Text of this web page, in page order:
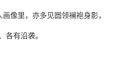
像里，亦多见圆领襕袍身影，
各有沿袭。